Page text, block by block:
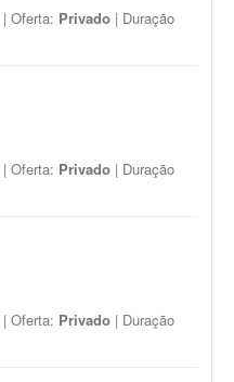
| Oferta: Privado | Duração
| Oferta: Privado | Duração
| Oferta: Privado | Duração